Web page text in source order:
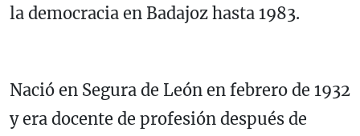
la democracia en Badajoz hasta 1983.
Nació en Segura de León en febrero de 1932
y era docente de profesión después de